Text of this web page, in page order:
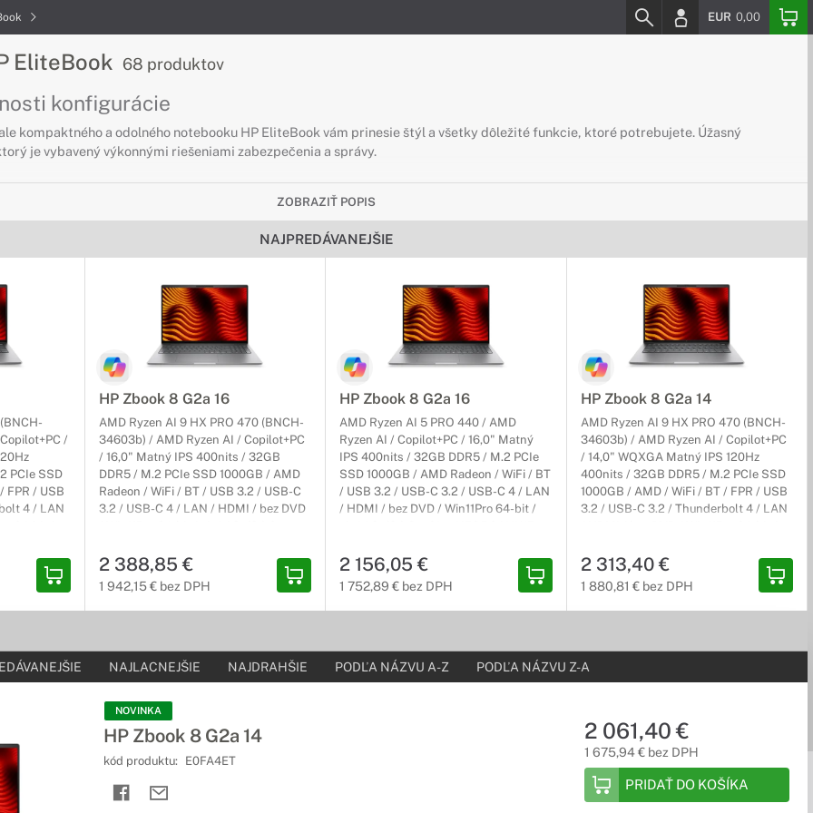
EUR 0,00
EliteBook 68 produktov
konfigurácie
kompaktného a odolného notebooku HP EliteBook vám prinesie štýl a všetky dôležité funkcie, ktoré potrebujete. Úžasný
je vybavený výkonnými riešeniami zabezpečenia a správy.
sú ideálne notebooky HP EliteBook na cesty. Tieto noteboky sú ľahko prenosné vďaka kompaktnému a ľahkému prevedeniu.
EliteBook s Thunderbolt 3
rýchlosť
umožní prenášať dáta rýchlosťou až 40Gb/s. Vďaka tomu viete pomocou neho prepojiť váš EliteBook s viacerými monitormi, alebo
a efektívnejšie.
s numerickou klávesnicou
číslami
zahŕňa prácu s číslami, určite oceníte EliteBook s numerickou klávesnicou. Preto sú tieto notebooky vhodné najmä pre účtovníkov,
EliteBook 2v1
HP dokážete používať aj ako samostatný tablet, vďaka oddeliteľnej klávesnici. Pokiaľ potrebujete pri Vašej práci výkonné
2v1 sú tá správna voľba.
HP EliteBook x360
práve potrebujete
displejom otočným o 360° vám dobre poslúžia najmä pri práci s dotykovým displejom. Či už potrebujete kresliť ako na tablete
v skupine, konvertibilný notebook je to správne riešenie.
ZOBRAZIŤ POPIS
NAJPREDÁVANEJŠIE
/
PCIe SSD
FPR / USB
4 / LAN
HP Zbook 8 G2a 16
AMD Ryzen AI 9 HX PRO 470 (BNCH-
34603b) / AMD Ryzen AI / Copilot+PC
/ 16,0" Matný IPS 400nits / 32GB
DDR5 / M.2 PCIe SSD 1000GB / AMD
Radeon / WiFi / BT / USB 3.2 / USB-C
3.2 / USB-C 4 / LAN / HDMI / bez DVD
2 388,85 €
1 942,15 € bez DPH
HP Zbook 8 G2a 16
AMD Ryzen AI 5 PRO 440 / AMD
Ryzen AI / Copilot+PC / 16,0" Matný
IPS 400nits / 32GB DDR5 / M.2 PCIe
SSD 1000GB / AMD Radeon / WiFi / BT
/ USB 3.2 / USB-C 3.2 / USB-C 4 / LAN
/ HDMI / bez DVD / Win11Pro 64-bit /
2 156,05 €
1 752,89 € bez DPH
HP Zbook 8 G2a 14
AMD Ryzen AI 9 HX PRO 470 (BNCH-
34603b) / AMD Ryzen AI / Copilot+PC
/ 14,0" WQXGA Matný IPS 120Hz
400nits / 32GB DDR5 / M.2 PCIe SSD
1000GB / AMD / WiFi / BT / FPR / USB
3.2 / USB-C 3.2 / Thunderbolt 4 / LAN
adaptér
2 313,40 €
1 880,81 € bez DPH
NAJLACNEJŠIE NAJDRAHŠIE PODĽA NÁZVU A-Z PODĽA NÁZVU Z-A
NOVINKA
HP Zbook 8 G2a 14
kód produktu: E0FA4ET
2 061,40 €
1 675,94 € bez DPH
PRIDAŤ DO KOŠÍKA